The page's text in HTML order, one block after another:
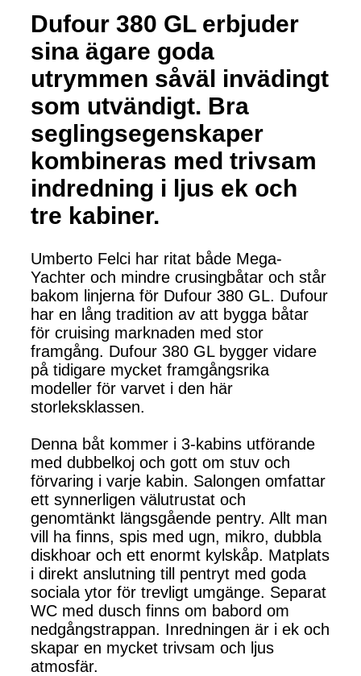
Dufour 380 GL erbjuder
sina ägare goda
utrymmen såväl invädingt
som utvändigt. Bra
seglingsegenskaper
kombineras med trivsam
indredning i ljus ek och
tre kabiner.
Umberto Felci har ritat både Mega-
Yachter och mindre crusingbåtar och står
bakom linjerna för Dufour 380 GL. Dufour
har en lång tradition av att bygga båtar
för cruising marknaden med stor
framgång. Dufour 380 GL bygger vidare
på tidigare mycket framgångsrika
modeller för varvet i den här
storleksklassen.
Denna båt kommer i 3-kabins utförande
med dubbelkoj och gott om stuv och
förvaring i varje kabin. Salongen omfattar
ett synnerligen välutrustat och
genomtänkt längsgående pentry. Allt man
vill ha finns, spis med ugn, mikro, dubbla
diskhoar och ett enormt kylskåp. Matplats
i direkt anslutning till pentryt med goda
sociala ytor för trevligt umgänge. Separat
WC med dusch finns om babord om
nedgångstrappan. Inredningen är i ek och
skapar en mycket trivsam och ljus
atmosfär.